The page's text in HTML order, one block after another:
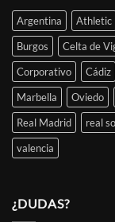
Argentina Athletic
Burgos
Celta de
Corporativo
Cádiz
Marbella
Oviedo
Real Madrid
real
valencia
¿DUDAS?